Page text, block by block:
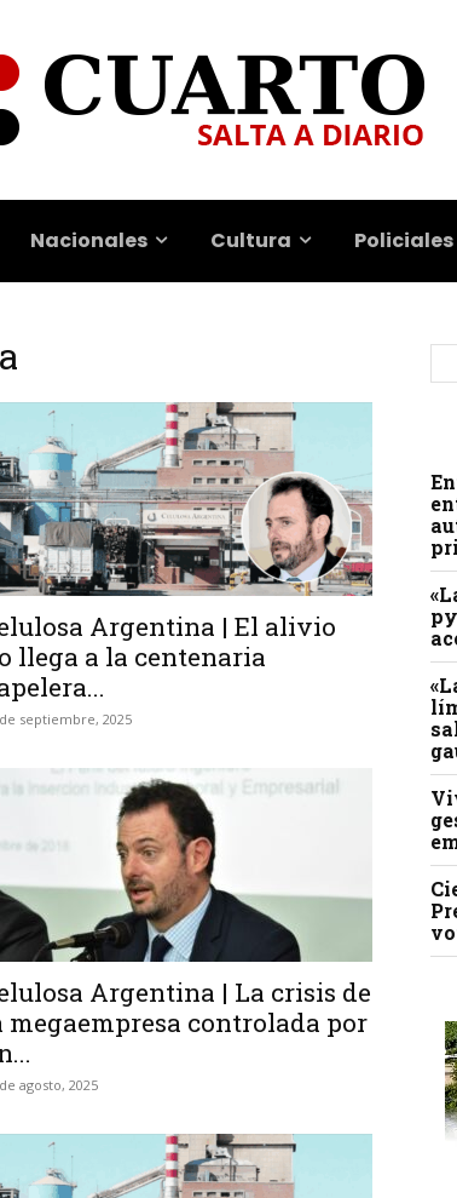
Nacionales Cultura Policiales
Argentina | El alivio
llega a la centenaria
septiembre, 2025
Argentina | La crisis de
megaempresa controlada por
agosto, 2025